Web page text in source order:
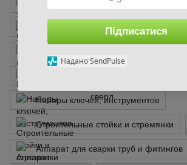
Стеллажи
Наборы ключей, инструментов
Строительные стойки и стремянки
Аппарат для сварки труб и фитингов
Підписатися
Надано SendPulse